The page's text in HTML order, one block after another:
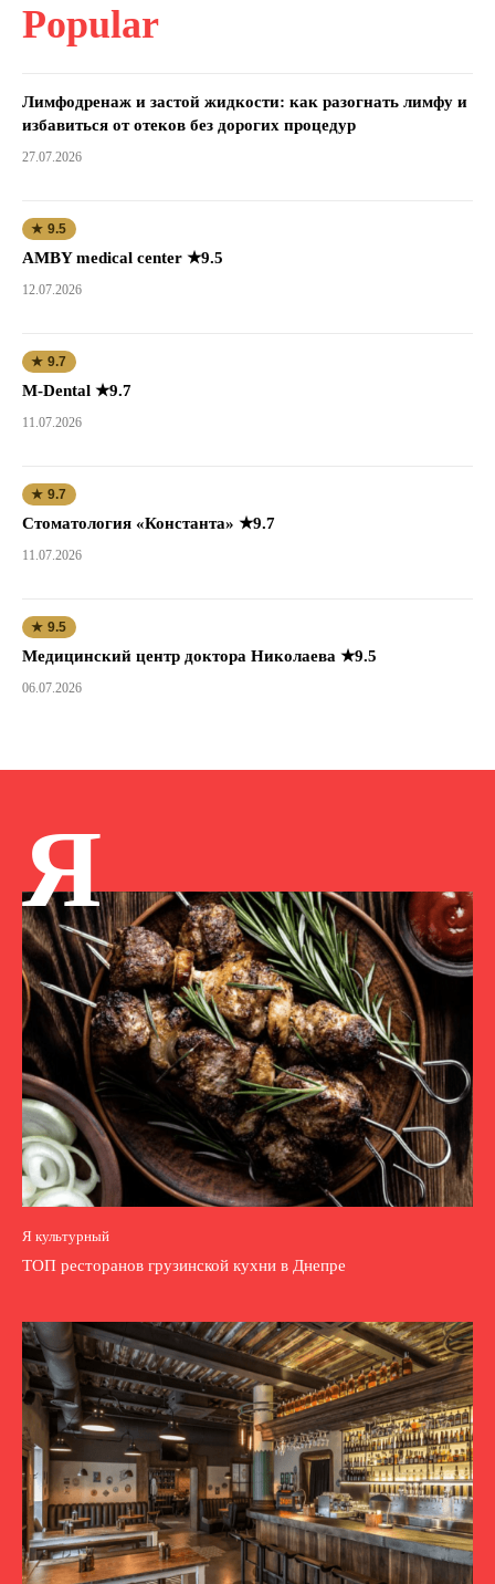
Popular
Лимфодренаж и застой жидкости: как разогнать лимфу и
избавиться от отеков без дорогих процедур
27.07.2026
★ 9.5
AMBY medical center ★9.5
12.07.2026
★ 9.7
M-Dental ★9.7
11.07.2026
★ 9.7
Стоматология «Константа» ★9.7
11.07.2026
★ 9.5
Медицинский центр доктора Николаева ★9.5
06.07.2026
Я
Я культурный
ТОП ресторанов грузинской кухни в Днепре